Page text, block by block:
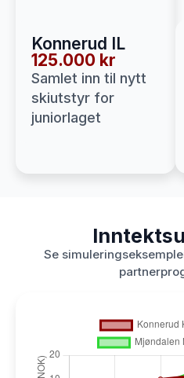
Konnerud IL
125.000 kr
Samlet inn til nytt
skiutstyr for
juniorlaget
Se